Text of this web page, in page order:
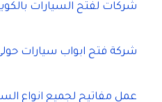
شركات لفتح السيارات
شركة فتح ابواب سيارات
عمل مفاتيح لجميع انواع